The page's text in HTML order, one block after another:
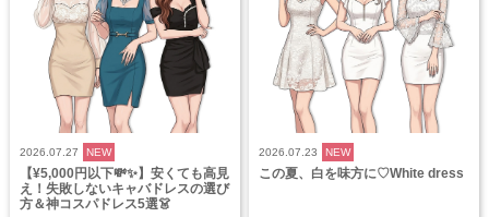
2026.07.27 NEW
【¥5,000円以下💸✨】安くても高見
え！失敗しないキャバドレスの選び
方＆神コスパドレス5選👗
2026.07.23 NEW
この夏、白を味方に♡White dress